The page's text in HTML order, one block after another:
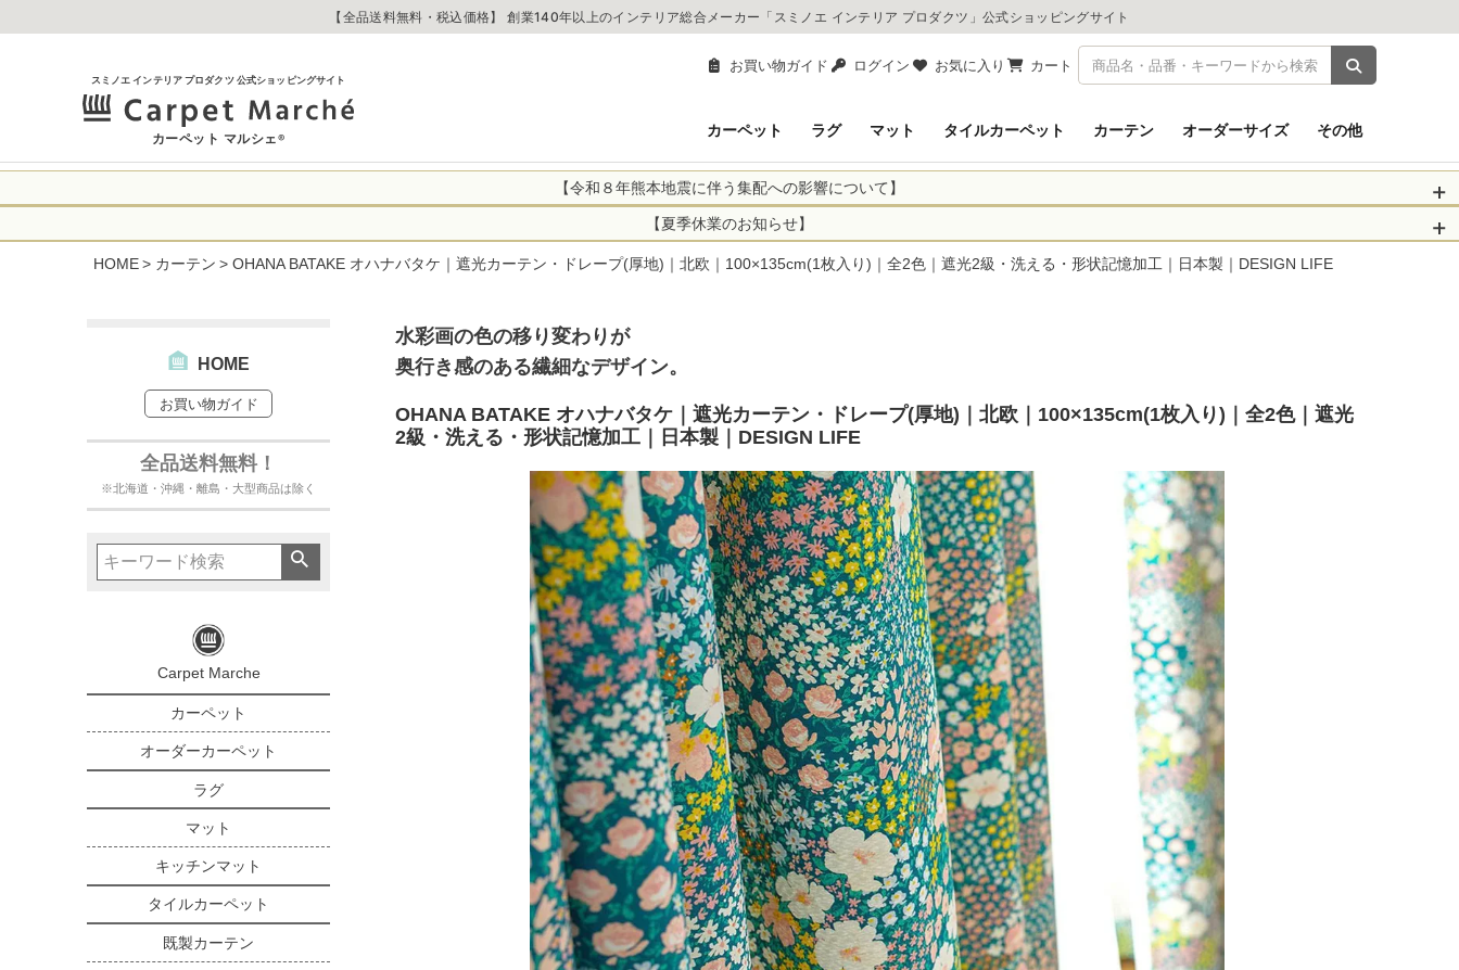
【全品送料無料・税込価格】 創業140年以上のインテリア総合メーカー「スミノエ インテリア プロダクツ」公式ショッピングサイト
お買い物ガイド ログイン お気に入り カート 商品を検索
スミノエ インテリア プロダクツ 公式ショッピングサイト
カーペット マルシェ® カーペット ラグ マット タイルカーペット カーテン オーダーサイズ その他
【令和８年熊本地震に伴う集配への影響について】
令和8年熊本地震により、お亡くなりになられた方々に深く哀悼の意を表しますとともに、被災された皆さま
に心よりお見舞い申し上げます。 この地震の影響により、現在、一部地域を発着するお荷物のお届けに遅れが
生じております。
・全国から九州あてのお荷物
・九州から全国あてのお荷物
なお、今後の被害状況や交通規制などにより、対象地域やサービスへの影響が変更となる場合がございます。
お客さまにはご不便をおかけいたしますが、何卒ご理解賜りますようお願い申し上げます。
詳しくはこちら
【夏季休業のお知らせ】
当店は
は2026年8月11日(火)～2026年8月16日(日)
までの期間を休業とさせて頂きます。
オーダー商品など、詳しくはこちらから
HOME カーテン OHANA BATAKE オハナバタケ｜遮光カーテン・ドレープ(厚地)｜北欧｜100×135cm(1枚入り)｜全2色｜遮光2級・洗える・形状記憶加工｜日本製｜DESIGN LIFE
HOME
お買い物ガイド
全品送料無料！
※北海道・沖縄・離島・大型商品は除く
Carpet Marche
カーペット
オーダーカーペット
ラグ
マット
キッチンマット
タイルカーペット
既製カーテン
水彩画の色の移り変わりが
奥行き感のある繊細なデザイン。
OHANA BATAKE オハナバタケ｜遮光カーテン・ドレープ(厚地)｜北欧｜100×135cm(1枚入り)｜全2色｜遮光
2級・洗える・形状記憶加工｜日本製｜DESIGN LIFE